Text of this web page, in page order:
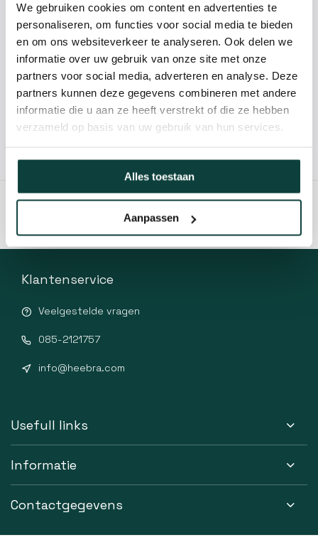
We gebruiken cookies om content en advertenties te
personaliseren, om functies voor social media te bieden
en om ons websiteverkeer te analyseren. Ook delen we
informatie over uw gebruik van onze site met onze
partners voor social media, adverteren en analyse. Deze
partners kunnen deze gegevens combineren met andere
informatie die u aan ze heeft verstrekt of die ze hebben
verzameld op basis van uw gebruik van hun services.
Alles toestaan
Aanpassen
Kunnen we je helpen?
085-2121757
info@heebra.com
10% korting!
Klantenservice
Veelgestelde vragen
085-2121757
info@heebra.com
Usefull links
Informatie
Contactgegevens